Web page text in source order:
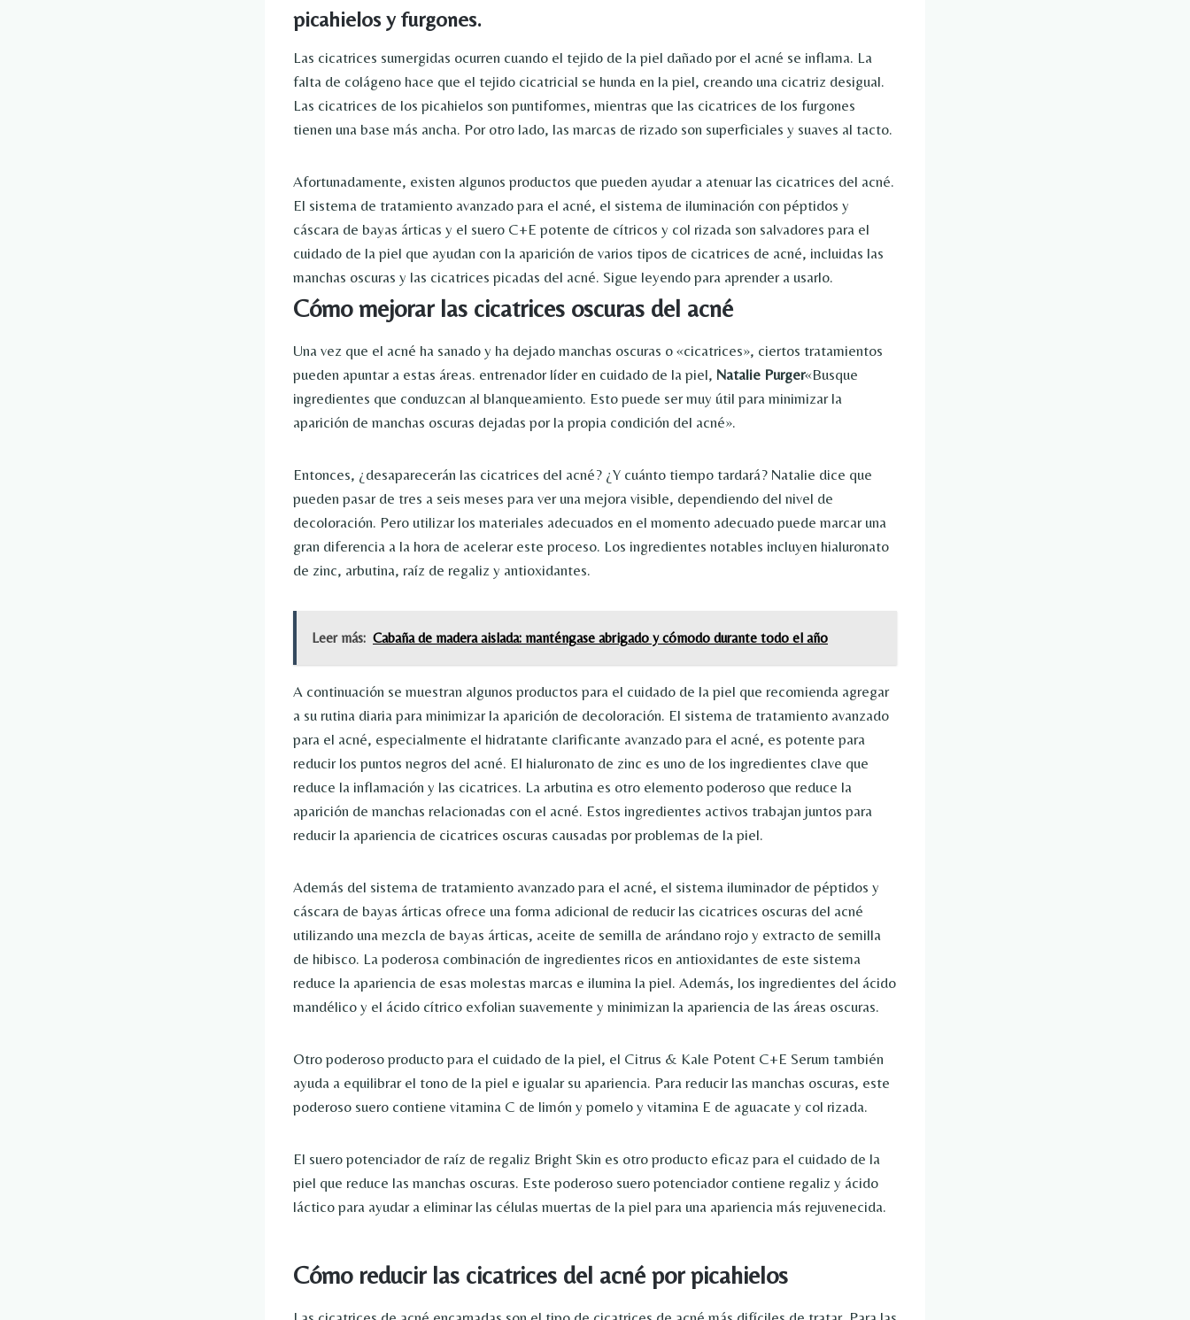
picahielos y furgones.
Las cicatrices sumergidas ocurren cuando el tejido de la piel dañado por el acné se inflama. La
falta de colágeno hace que el tejido cicatricial se hunda en la piel, creando una cicatriz desigual.
Las cicatrices de los picahielos son puntiformes, mientras que las cicatrices de los furgones
tienen una base más ancha. Por otro lado, las marcas de rizado son superficiales y suaves al tacto.
Afortunadamente, existen algunos productos que pueden ayudar a atenuar las cicatrices del acné.
El sistema de tratamiento avanzado para el acné, el sistema de iluminación con péptidos y
cáscara de bayas árticas y el suero C+E potente de cítricos y col rizada son salvadores para el
cuidado de la piel que ayudan con la aparición de varios tipos de cicatrices de acné, incluidas las
manchas oscuras y las cicatrices picadas del acné. Sigue leyendo para aprender a usarlo.
Cómo mejorar las cicatrices oscuras del acné
Una vez que el acné ha sanado y ha dejado manchas oscuras o «cicatrices», ciertos tratamientos
pueden apuntar a estas áreas. entrenador líder en cuidado de la piel, Natalie Purger«Busque
ingredientes que conduzcan al blanqueamiento. Esto puede ser muy útil para minimizar la
aparición de manchas oscuras dejadas por la propia condición del acné».
Entonces, ¿desaparecerán las cicatrices del acné? ¿Y cuánto tiempo tardará? Natalie dice que
pueden pasar de tres a seis meses para ver una mejora visible, dependiendo del nivel de
decoloración. Pero utilizar los materiales adecuados en el momento adecuado puede marcar una
gran diferencia a la hora de acelerar este proceso. Los ingredientes notables incluyen hialuronato
de zinc, arbutina, raíz de regaliz y antioxidantes.
Leer más: Cabaña de madera aislada: manténgase abrigado y cómodo durante todo el año
A continuación se muestran algunos productos para el cuidado de la piel que recomienda agregar
a su rutina diaria para minimizar la aparición de decoloración. El sistema de tratamiento avanzado
para el acné, especialmente el hidratante clarificante avanzado para el acné, es potente para
reducir los puntos negros del acné. El hialuronato de zinc es uno de los ingredientes clave que
reduce la inflamación y las cicatrices. La arbutina es otro elemento poderoso que reduce la
aparición de manchas relacionadas con el acné. Estos ingredientes activos trabajan juntos para
reducir la apariencia de cicatrices oscuras causadas por problemas de la piel.
Además del sistema de tratamiento avanzado para el acné, el sistema iluminador de péptidos y
cáscara de bayas árticas ofrece una forma adicional de reducir las cicatrices oscuras del acné
utilizando una mezcla de bayas árticas, aceite de semilla de arándano rojo y extracto de semilla
de hibisco. La poderosa combinación de ingredientes ricos en antioxidantes de este sistema
reduce la apariencia de esas molestas marcas e ilumina la piel. Además, los ingredientes del ácido
mandélico y el ácido cítrico exfolian suavemente y minimizan la apariencia de las áreas oscuras.
Otro poderoso producto para el cuidado de la piel, el Citrus & Kale Potent C+E Serum también
ayuda a equilibrar el tono de la piel e igualar su apariencia. Para reducir las manchas oscuras, este
poderoso suero contiene vitamina C de limón y pomelo y vitamina E de aguacate y col rizada.
El suero potenciador de raíz de regaliz Bright Skin es otro producto eficaz para el cuidado de la
piel que reduce las manchas oscuras. Este poderoso suero potenciador contiene regaliz y ácido
láctico para ayudar a eliminar las células muertas de la piel para una apariencia más rejuvenecida.
Cómo reducir las cicatrices del acné por picahielos